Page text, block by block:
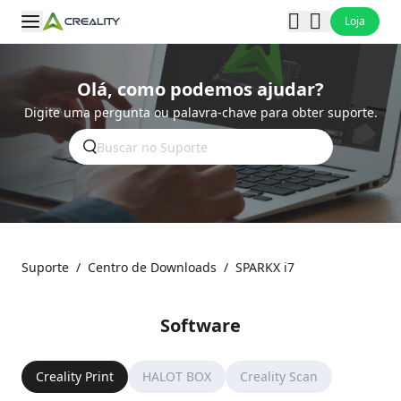
Loja
Olá, como podemos ajudar?
Digite uma pergunta ou palavra-chave para obter suporte.
Suporte / Centro de Downloads / SPARKX i7
Software
Creality Print HALOT BOX Creality Scan